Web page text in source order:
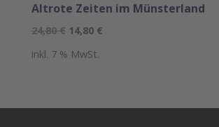
Altrote Zeiten im Münsterland
24,80€ Ursprünglicher
war:
14,80 €Aktueller
inkl. 7 % MwSt.